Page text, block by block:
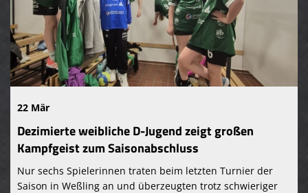
22 Mär
Dezimierte weibliche D-Jugend zeigt großen
Kampfgeist zum Saisonabschluss
Nur sechs Spielerinnen traten beim letzten Turnier der
Saison in Weßling an und überzeugten trotz schwieriger